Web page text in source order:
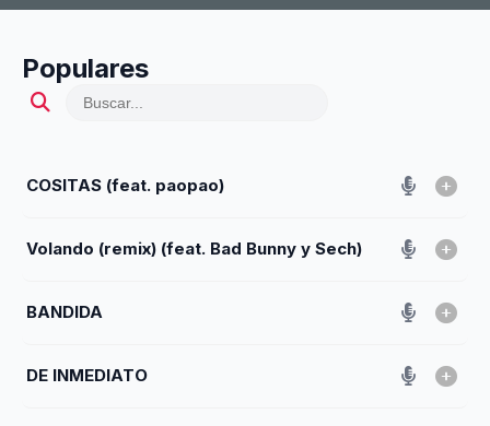
Populares
COSITAS (feat. paopao)
Volando (remix) (feat. Bad Bunny y Sech)
BANDIDA
DE INMEDIATO